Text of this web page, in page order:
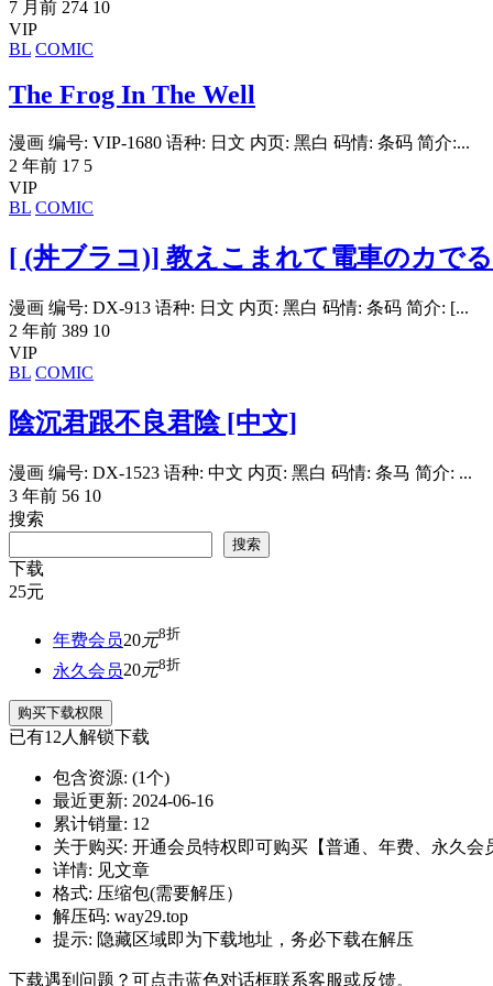
7 月前 274 10
VIP
BL COMIC
The Frog In The Well
漫画 编号: VIP-1680 语种: 日文 内页: 黑白 码情: 条码 简介:...
2 年前 17 5
VIP
BL COMIC
[ (丼ブラコ)] 教えこまれて電車のカで
漫画 编号: DX-913 语种: 日文 内页: 黑白 码情: 条码 简介: [...
2 年前 389 10
VIP
BL COMIC
陰沉君跟不良君陰 [中文]
漫画 编号: DX-1523 语种: 中文 内页: 黑白 码情: 条马 简介: ...
3 年前 56 10
搜索
搜索
下载
25元
年费会员20元8折
永久会员20元8折
购买下载权限
已有12人解锁下载
包含资源: (1个)
最近更新: 2024-06-16
累计销量: 12
关于购买: 开通会员特权即可购买【普通、年费、永久会
详情: 见文章
格式: 压缩包(需要解压）
解压码: way29.top
提示: 隐藏区域即为下载地址，务必下载在解压
下载遇到问题？可点击蓝色对话框联系客服或反馈。